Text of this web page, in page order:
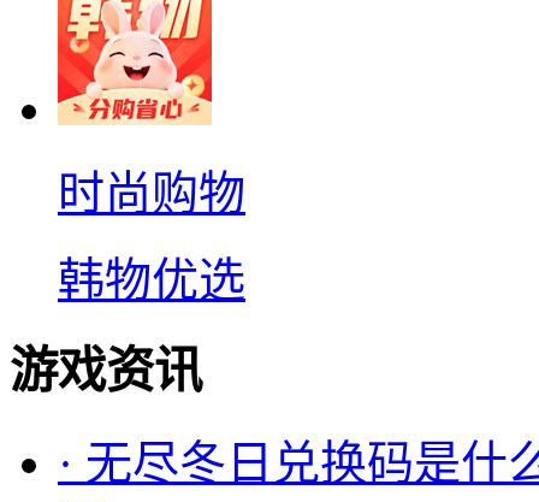
时尚购物
韩物优选
游戏资讯
· 无尽冬日兑换码是什